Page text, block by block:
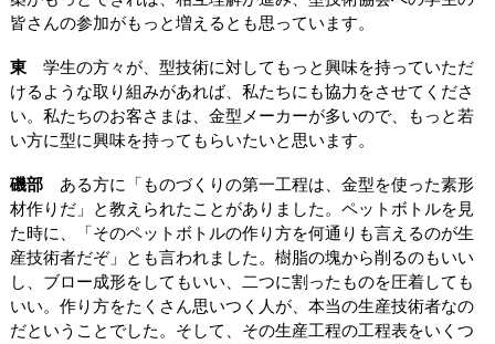
皆さんの参加がもっと増えるとも思っています。
東学生の方々が、型技術に対してもっと興味を持っていただ
けるような取り組みがあれば、私たちにも協力をさせてくださ
い。私たちのお客さまは、金型メーカーが多いので、もっと若
い方に型に興味を持ってもらいたいと思います。
磯部ある方に「ものづくりの第一工程は、金型を使った素形
材作りだ」と教えられたことがありました。ペットボトルを見
た時に、「そのペットボトルの作り方を何通りも言えるのが生
産技術者だぞ」とも言われました。樹脂の塊から削るのもいい
し、ブロー成形をしてもいい、二つに割ったものを圧着しても
いい。作り方をたくさん思いつく人が、本当の生産技術者なの
だということでした。そして、その生産工程の工程表をいくつ